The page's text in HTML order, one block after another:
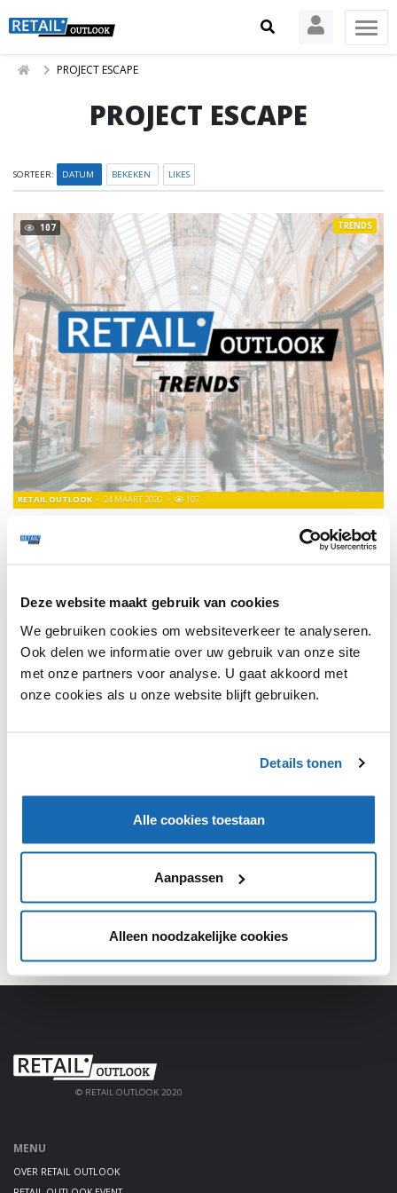
Deze website maakt gebruik van cookies
We gebruiken cookies om websiteverkeer te analyseren.
Ook delen we informatie over uw gebruik van onze site
met onze partners voor analyse. U gaat akkoord met
onze cookies als u onze website blijft gebruiken.
Details tonen
Alle cookies toestaan
Aanpassen
Alleen noodzakelijke cookies
PROJECT ESCAPE
PROJECT ESCAPE
SORTEER: DATUM BEKEKEN LIKES
107
PROJECT ESCAPE LANCEERT THE BLACK HAWK VIA
WHATSAPP
RETAIL OUTLOOK 24 MAART 2020 107
TRENDS
1
SHARE, LEARN & CONNECT!
Meld je aan, deel jouw kennis en haal alles uit het
platform!
AANMELDEN
© RETAIL OUTLOOK 2020
MENU
OVER RETAIL OUTLOOK